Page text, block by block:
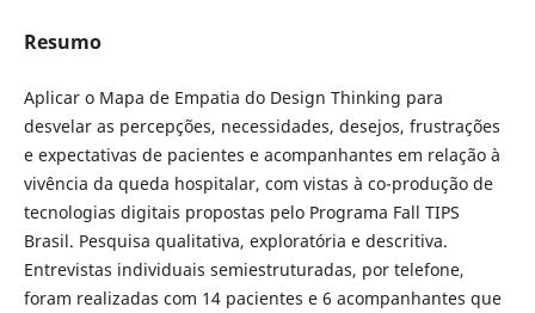
Resumo
Aplicar o Mapa de Empatia do Design Thinking para
desvelar as percepções, necessidades, desejos, frustrações
e expectativas de pacientes e acompanhantes em relação à
vivência da queda hospitalar, com vistas à co-produção de
tecnologias digitais propostas pelo Programa Fall TIPS
Brasil. Pesquisa qualitativa, exploratória e descritiva.
Entrevistas individuais semiestruturadas, por telefone,
foram realizadas com 14 pacientes e 6 acompanhantes que